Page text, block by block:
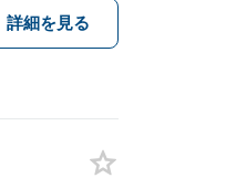
詳細を見る